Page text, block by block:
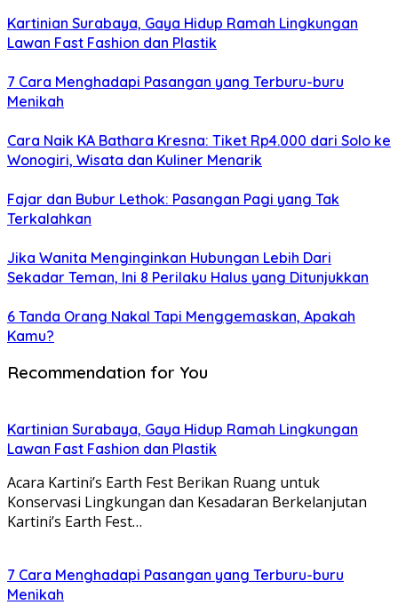
Kartinian Surabaya, Gaya Hidup Ramah Lingkungan
Lawan Fast Fashion dan Plastik
7 Cara Menghadapi Pasangan yang Terburu-buru
Menikah
Cara Naik KA Bathara Kresna: Tiket Rp4.000 dari Solo ke
Wonogiri, Wisata dan Kuliner Menarik
Fajar dan Bubur Lethok: Pasangan Pagi yang Tak
Terkalahkan
Jika Wanita Menginginkan Hubungan Lebih Dari
Sekadar Teman, Ini 8 Perilaku Halus yang Ditunjukkan
6 Tanda Orang Nakal Tapi Menggemaskan, Apakah
Kamu?
Recommendation for You
Kartinian Surabaya, Gaya Hidup Ramah Lingkungan
Lawan Fast Fashion dan Plastik
Acara Kartini’s Earth Fest Berikan Ruang untuk
Konservasi Lingkungan dan Kesadaran Berkelanjutan
Kartini’s Earth Fest…
7 Cara Menghadapi Pasangan yang Terburu-buru
Menikah